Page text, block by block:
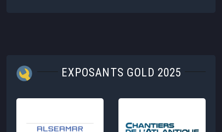
EXPOSANTS GOLD 2025